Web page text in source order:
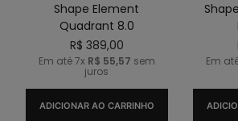
Shape Element
Quadrant 8.0
R$ 389,00
Em até7x R$ 55,57 sem
juros
ADICIONAR AO CARRINHO
Em